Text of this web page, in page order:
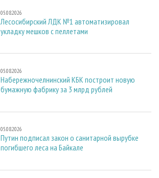
05.08.2026
Лесосибирский ЛДК №1 автоматизировал
укладку мешков с пеллетами
05.08.2026
Набережночелнинский КБК построит новую
бумажную фабрику за 3 млрд рублей
05.08.2026
Путин подписал закон о санитарной вырубке
погибшего леса на Байкале